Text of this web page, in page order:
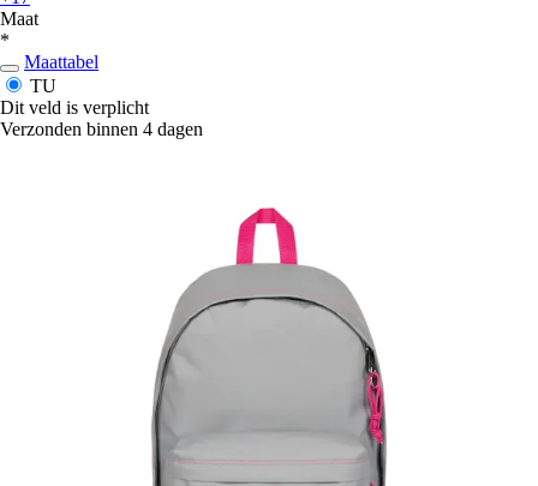
Maat
*
Maattabel
TU
Dit veld is verplicht
Verzonden binnen 4 dagen